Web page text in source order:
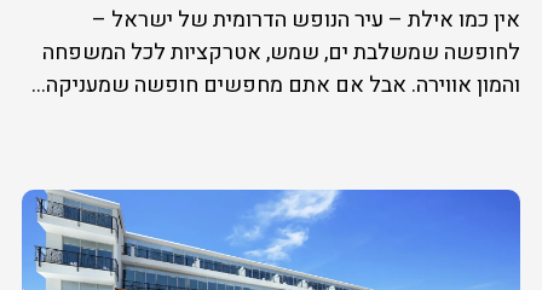
אין כמו אילת – עיר הנופש הדרומית של ישראל –
לחופשה שמשלבת ים, שמש, אטרקציות לכל המשפחה
והמון אווירה. אבל אם אתם מחפשים חופשה שמעניקה...